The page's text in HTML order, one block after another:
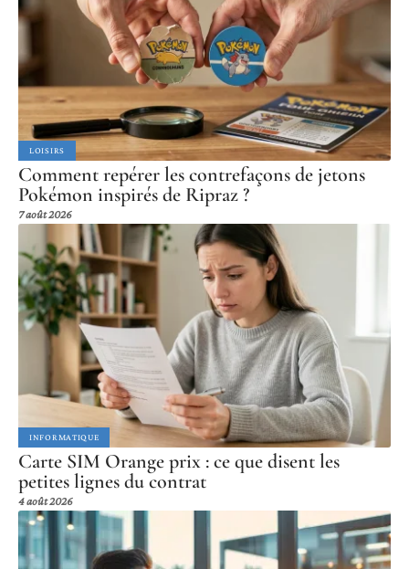
LOISIRS
Comment repérer les contrefaçons de jetons
Pokémon inspirés de Ripraz ?
7 août 2026
INFORMATIQUE
Carte SIM Orange prix : ce que disent les
petites lignes du contrat
4 août 2026